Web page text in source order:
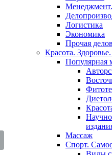
Логистика
Экономика
Прочая
Красота.
Популярная
Массаж
Спорт.